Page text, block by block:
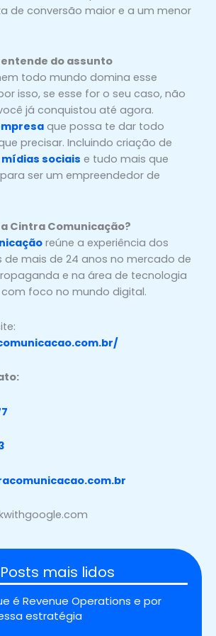
de conversão maior e a um menor
do assunto
todo mundo domina esse
isso, se esse for o seu caso, não
já conquistou até agora.
que possa te dar todo
precisar. Incluindo criação de
sociais e tudo mais que
ser um empreendedor de
Cintra Comunicação?
reúne a experiência dos
de mais de 24 anos no mercado de
e na área de tecnologia
foco no mundo digital.
Posts mais lidos
é Revenue Operations e por
estratégia